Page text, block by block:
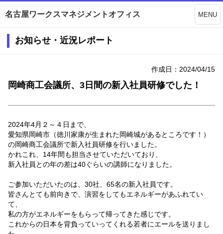
名古屋ワークスマネジメントオフィス MENU
お知らせ・近況レポート
作成日：2024/04/15
岡崎商工会議所、3日間の新入社員研修でした！
2024年4月２～４日まで、
愛知県岡崎市（徳川家康が生まれた岡崎城があるところです！）
の岡崎商工会議所で新入社員研修を行いました。
かれこれ、14年間も担当させていただいており、
新入社員との年の差は40ぐらいの講師になりました。
ご参加いただいたのは、30社、65名の新入社員です。
皆さんとても前向きで、演習をしてもエネルギーがあふれてい
て、
私の方がエネルギーをもらって帰ってきた感じです。
これからの日本を背負っていってくれる若者にエールを送りまし